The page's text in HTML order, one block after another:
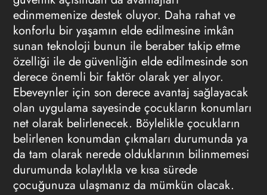
edinmemenize destek oluyor. Daha rahat ve
konforlu bir yaşamın elde edilmesine imkân
sunan teknoloji bunun ile beraber takip etme
özelliği ile de güvenliğin elde edilmesinde son
derece önemli bir faktör olarak yer alıyor.
Ebeveynler için son derece avantaj sağlayacak
olan uygulama sayesinde çocukların konumları
net olarak belirlenecek. Böylelikle çocukların
belirlenen konumdan çıkmaları durumunda ya
da tam olarak nerede olduklarının bilinmemesi
durumunda kolaylıkla ve kısa sürede
çocuğunuza ulaşmanız da mümkün olacak.